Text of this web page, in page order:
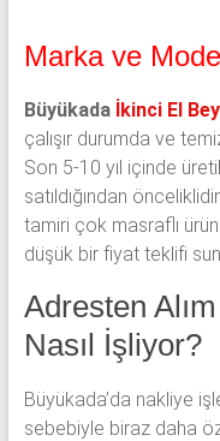
Marka ve
Büyükada İkinci El
çalışır durumda ve
Son 5-10 yıl içinde
satıldığından
tamiri çok masraflı
düşük bir fiyat teklifi
Adresten
Nasıl İşliyor?
Büyükada’da nakliye
sebebiyle biraz daha